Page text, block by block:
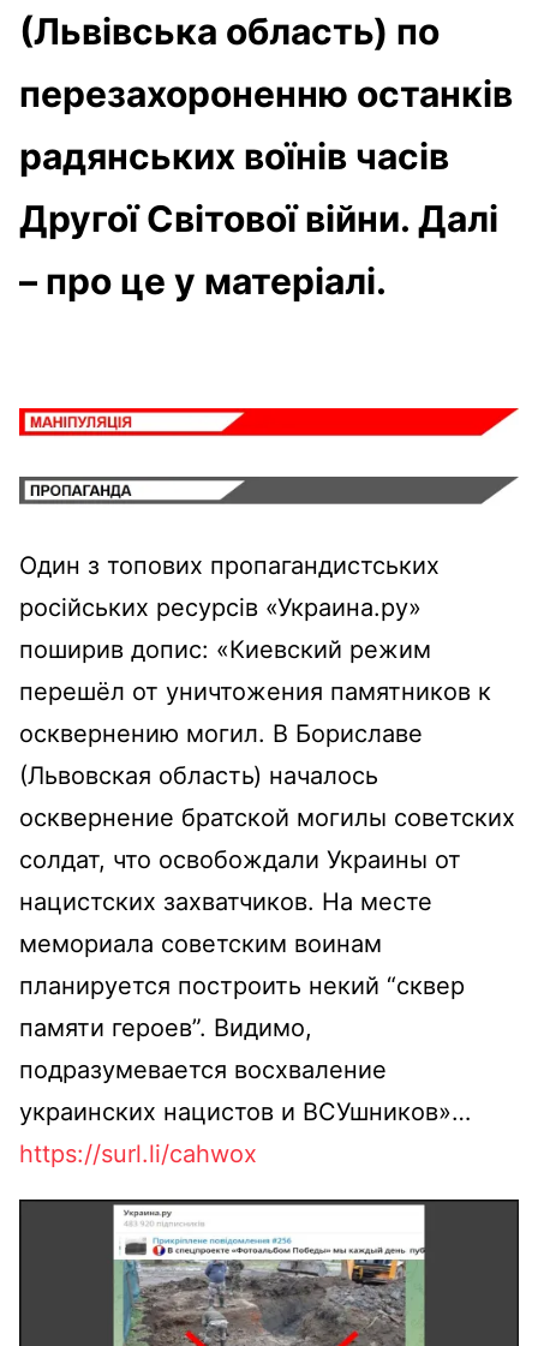
(Львівська область) по
перезахороненню останків
радянських воїнів часів
Другої Світової війни. Далі
– про це у матеріалі.
Один з топових пропагандистських
російських ресурсів «Украина.ру»
поширив допис: «Киевский режим
перешёл от уничтожения памятников к
осквернению могил. В Бориславе
(Львовская область) началось
осквернение братской могилы советских
солдат, что освобождали Украины от
нацистских захватчиков. На месте
мемориала советским воинам
планируется построить некий “сквер
памяти героев”. Видимо,
подразумевается восхваление
украинских нацистов и ВСУшников»…
https://surl.li/cahwox